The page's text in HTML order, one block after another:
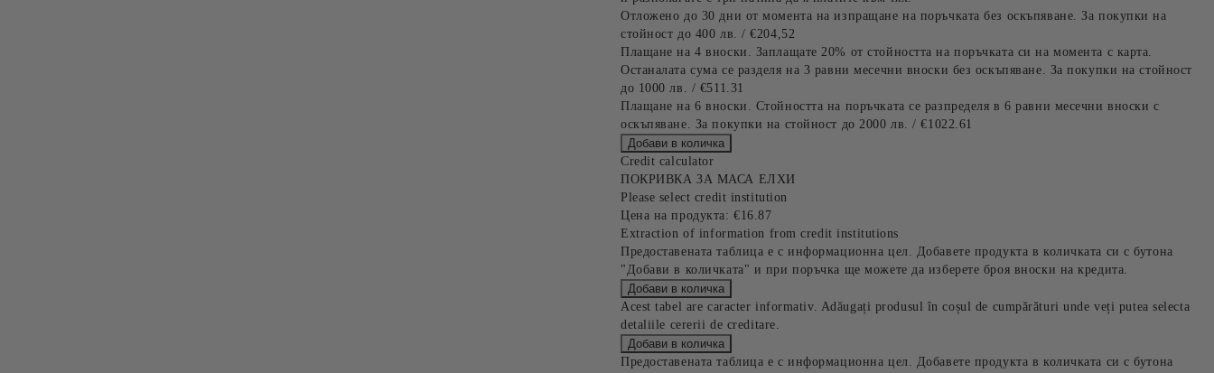
Отложено до 30 дни от момента на изпращане на поръчката без оскъпяване. За покупки на
стойност до 400 лв. / €204,52
Плащане на 4 вноски. Заплащате 20% от стойността на поръчката си на момента с карта.
Останалата сума се разделя на 3 равни месечни вноски без оскъпяване. За покупки на стойност
до 1000 лв. / €511.31
Плащане на 6 вноски. Стойността на поръчката се разпределя в 6 равни месечни вноски с
оскъпяване. За покупки на стойност до 2000 лв. / €1022.61
Credit calculator
ПОКРИВКА ЗА МАСА ЕЛХИ
Please select credit institution
Цена на продукта: €16.87
Extraction of information from credit institutions
Предоставената таблица е с информационна цел. Добавете продукта в количката си с бутона
"Добави в количката" и при поръчка ще можете да изберете броя вноски на кредита.
Acest tabel are caracter informativ. Adăugați produsul în coșul de cumpărături unde veți putea selecta
detaliile cererii de creditare.
Предоставената таблица е с информационна цел. Добавете продукта в количката си с бутона